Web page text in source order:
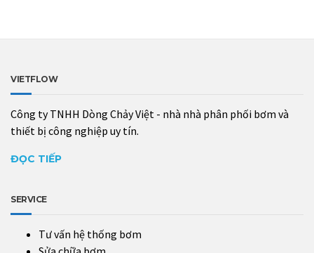
VIETFLOW
Công ty TNHH Dòng Chảy Việt - nhà nhà phân phối bơm và
thiết bị công nghiệp uy tín.
ĐỌC TIẾP
SERVICE
Tư vấn hệ thống bơm